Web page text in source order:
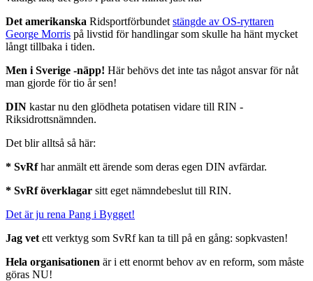
Det amerikanska Ridsportförbundet stängde av OS-ryttaren
George Morris på livstid för handlingar som skulle ha hänt mycket
långt tillbaka i tiden.
Men i Sverige -näpp! Här behövs det inte tas något ansvar för nåt
man gjorde för tio år sen!
DIN kastar nu den glödheta potatisen vidare till RIN -
Riksidrottsnämnden.
Det blir alltså så här:
* SvRfhar anmält ett ärende som deras egen DIN avfärdar.
* SvRf överklagar sitt eget nämndebeslut till RIN.
Det är ju rena Pang i Bygget!
Jag vet ett verktyg som SvRf kan ta till på en gång: sopkvasten!
Hela organisationen är i ett enormt behov av en reform, som måste
göras NU!